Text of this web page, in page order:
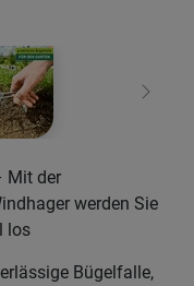
Weiter
Mit der
werden Sie
los
Bügelfalle,